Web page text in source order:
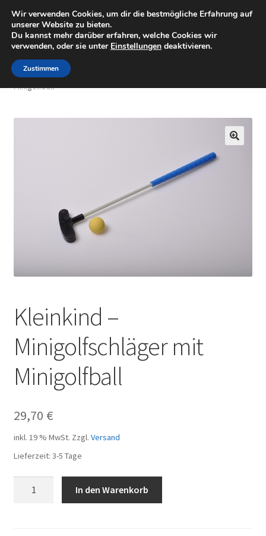
Zur
Navigation
springen
Zum
Inhalt
springen
Minigolfartikel
Shop
Mein Konto
Warenkorb
Start Minigolf Sets
Minigolfball
Kleinkind –
Minigolfschläger mit
Minigolfball
29,70 €
inkl. 19 % MwSt. Zzgl. Versand
Lieferzeit: 3-5 Tage
In den Warenkorb
Wir verwenden Cookies, um dir die bestmögliche Erfahrung auf
unserer Website zu bieten.
Du kannst mehr darüber erfahren, welche Cookies wir
verwenden, oder sie unter Einstellungen deaktivieren.
Zustimmen